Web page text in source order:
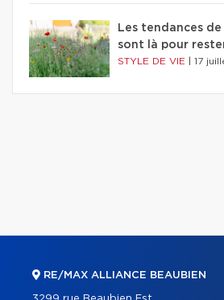
Les tendances
sont là pour
STYLE DE VIE 17
RE/MAX ALLIANCE BEAUBIEN